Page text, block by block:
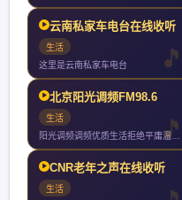
云南私家车电台在线收听
生活
这里是云南私家车电台
北京阳光调频FM98.6
生活
阳光调频调频优质生活拒绝平庸温暖发声
CNR老年之声在线收听
生活